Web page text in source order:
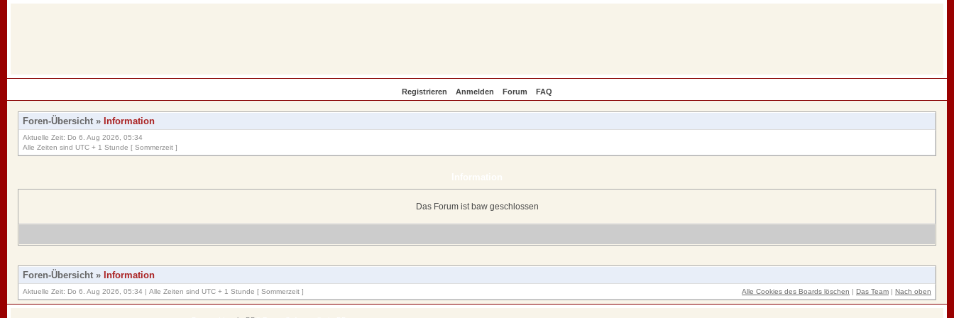
Registrieren Anmelden Forum FAQ
Foren-Übersicht » Information
Aktuelle Zeit: Do 6. Aug 2026, 05:34
Alle Zeiten sind UTC + 1 Stunde [ Sommerzeit ]
Das Forum ist baw geschlossen
Foren-Übersicht » Information
Aktuelle Zeit: Do 6. Aug 2026, 05:34 | Alle Zeiten sind UTC + 1 Stunde [ Sommerzeit ] Alle Cookies des Boards löschen | Das Team | Nach oben